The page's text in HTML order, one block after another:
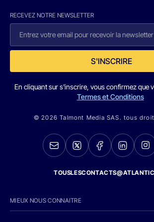
RECEVEZ NOTRE NEWSLETTER
S'INSCRIRE
En cliquant sur s'inscrire, vous confirmez que
Termes et Conditions
© 2026 Talmont Media SAS. tous
MIEUX NOUS CONNAITRE